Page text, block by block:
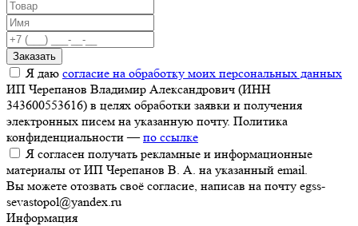
Заказать
Я даю согласие на обработку моих персональных данных
ИП Черепанов Владимир Александрович (ИНН
343600553616) в целях обработки заявки и получения
электронных писем на указанную почту. Политика
конфиденциальности —по ссылке
Я согласен получать рекламные и информационные
материалы от ИП Черепанов В. А. на указанный email.
Вы можете отозвать своё согласие, написав на почту egss-
sevastopol@yandex.ru
Информация